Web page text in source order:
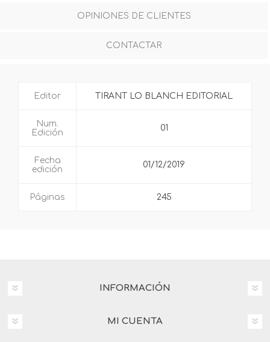
OPINIONES DE CLIENTES
CONTACTAR
Editor TIRANT LO BLANCH EDITORIAL
Num.
Edición
01
Fecha
edición
01/12/2019
Páginas 245
INFORMACIÓN
MI CUENTA